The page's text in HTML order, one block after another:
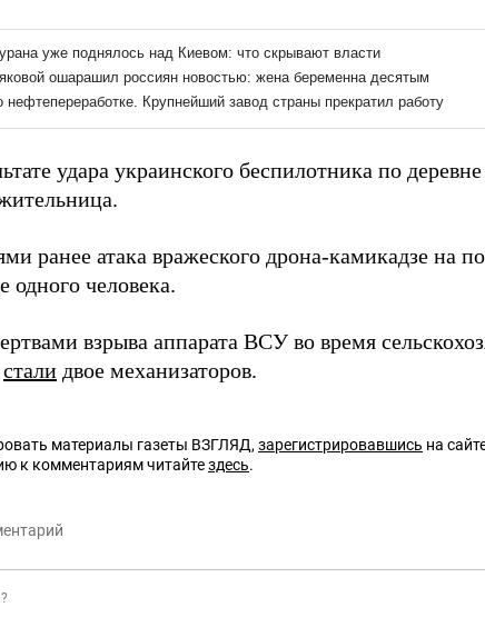
удара украинского беспилотника по
ранее атака вражеского дрона-камикадзе на
одного человека.
взрыва аппарата ВСУ во время
стали двое механизаторов.
материалы газеты ВЗГЛЯД, зарегистрировавшись на
к комментариям читайтездесь.